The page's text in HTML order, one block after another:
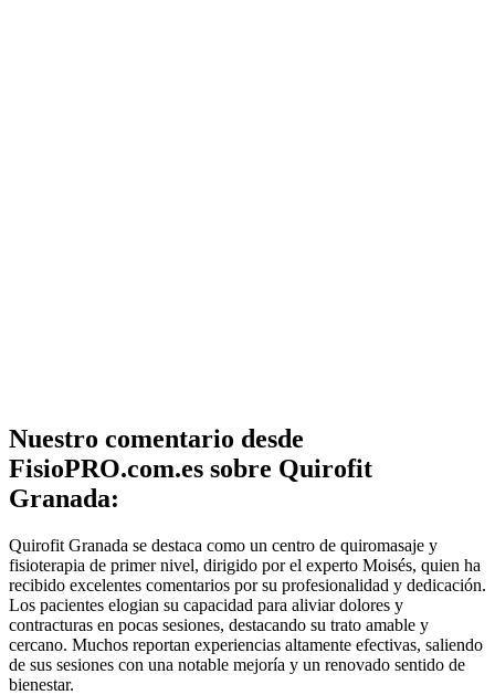
Nuestro comentario desde
FisioPRO.com.es sobre Quirofit
Granada:
Quirofit Granada se destaca como un centro de quiromasaje y
fisioterapia de primer nivel, dirigido por el experto Moisés, quien ha
recibido excelentes comentarios por su profesionalidad y dedicación.
Los pacientes elogian su capacidad para aliviar dolores y
contracturas en pocas sesiones, destacando su trato amable y
cercano. Muchos reportan experiencias altamente efectivas, saliendo
de sus sesiones con una notable mejoría y un renovado sentido de
bienestar.